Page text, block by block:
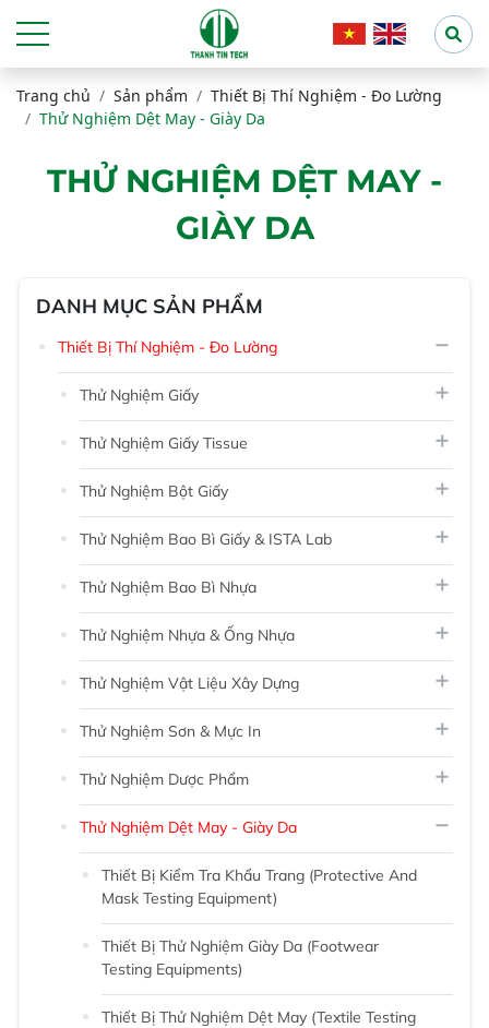
Trang chủ Sản phẩm
Thiết Bị Thí Nghiệm - Đo Lường
Thử Nghiệm Dệt May - Giày Da
THỬ NGHIỆM DỆT MAY -
GIÀY DA
DANH MỤC SẢN PHẨM
Thiết Bị Thí Nghiệm - Đo Lường
Thử Nghiệm Giấy
Thử Nghiệm Giấy Tissue
Thử Nghiệm Bột Giấy
Thử Nghiệm Bao Bì Giấy & ISTA Lab
Thử Nghiệm Bao Bì Nhựa
Thử Nghiệm Nhựa & Ống Nhựa
Thử Nghiệm Vật Liệu Xây Dựng
Thử Nghiệm Sơn & Mực In
Thử Nghiệm Dược Phẩm
Thử Nghiệm Dệt May - Giày Da
Thiết Bị Kiểm Tra Khẩu Trang (Protective And
Mask Testing Equipment)
Thiết Bị Thử Nghiệm Giày Da (Footwear
Testing Equipments)
Thiết Bị Thử Nghiệm Dệt May (Textile Testing